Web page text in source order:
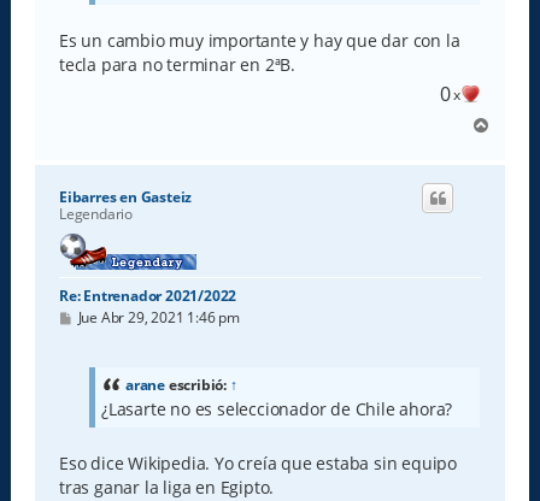
Es un cambio muy importante y hay que dar con la
tecla para no terminar en 2ªB.
0x
r
Eibarres en Gasteiz
Legendario
Re: Entrenador 2021/2022
M
Jue Abr 29, 2021 1:46 pm
araneescribió: ↑
¿Lasarte no es seleccionador de Chile ahora?
Eso dice Wikipedia. Yo creía que estaba sin equipo
tras ganar la liga en Egipto.